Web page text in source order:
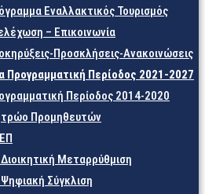
Εναλλακτικός Τουρισμός
– Επικοινωνία
Προσκλήσεις-Ανακοινώσεις
Προγραμματική Περίοδος 2021-2027
Περίοδος 2014-2020
Προμηθευτών
Μεταρρύθμιση
Σύγκλιση